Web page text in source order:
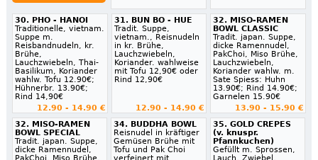
30. PHO - HANOI
Traditionelle, vietnam.
Suppe m.
Reisbandnudeln, kr.
Brühe,
Lauchzwiebeln, Thai-
Basilikum, Koriander
wahlw. Tofu 12.90€;
Hühnerbr. 13.90€;
Rind 14,90€
12.90 - 14.90 €
31. BUN BO - HUE
Tradit. Suppe,
vietnam., Reisnudeln
in kr. Brühe,
Lauchzwiebeln,
Koriander. wahlweise
mit Tofu 12,90€ oder
Rind 12,90€
12.90 - 14.90 €
32. MISO-RAMEN
BOWL CLASSIC
Tradit. japan. Suppe,
dicke Ramennudel,
PakChoi, Miso Brühe,
Lauchzwiebeln,
Koriander wahlw. m.
Sate Spiess: Huhn
13.90€; Rind 14.90€;
Garnelen 15.90€
13.90 - 15.90 €
32. MISO-RAMEN
BOWL SPECIAL
Tradit. japan. Suppe,
dicke Ramennudel,
34. BUDDHA BOWL
Reisnudel in kräftiger
Gemüsen Brühe mit
Tofu und Pak Choi
35. GOLD CREPES
(v. knuspr.
Pfannkuchen)
Gefüllt m. Sprossen,